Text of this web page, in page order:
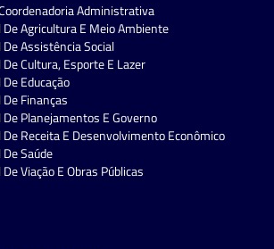
Administrativa
Agricultura E Meio Ambiente
Assistência Social
Cultura, Esporte E Lazer
Educação
Finanças
Planejamentos E Governo
Receita E Desenvolvimento Econômico
Saúde
Viação E Obras Públicas